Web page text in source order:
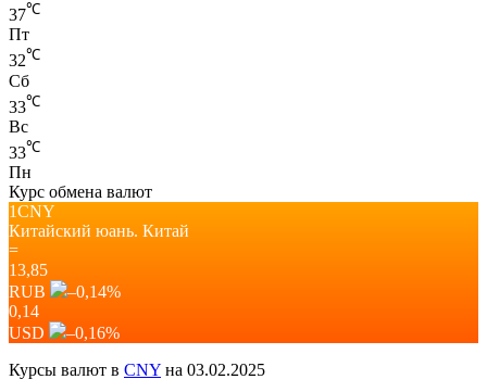
37℃
Пт
32℃
Сб
33℃
Вс
33℃
Пн
Курс обмена валют
1CNY
Китайский юань. Китай
=
13,85
RUB
–0,14%
0,14
USD
–0,16%
Курсы валют в CNY на 03.02.2025